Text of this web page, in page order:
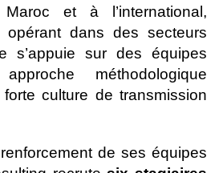
et à l’international,
dans des secteurs
s’appuie sur des équipes
méthodologique
culture de transmission
de ses équipes